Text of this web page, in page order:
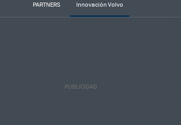
PARTNERS Innovación Volvo